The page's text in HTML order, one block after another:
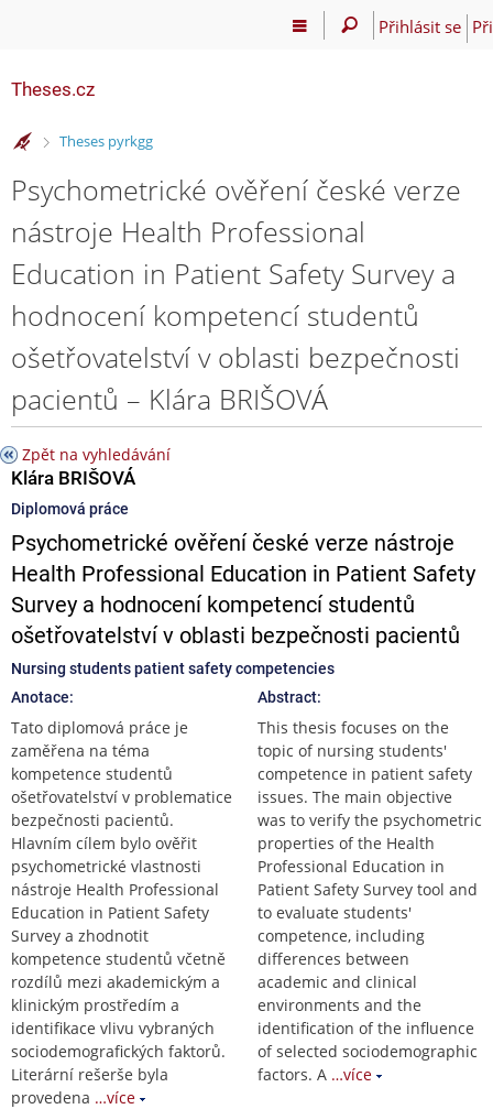
Přihlásit se
Theses.cz
>
Theses pyrkgg
Psychometrické ověření české verze
nástroje Health Professional
Education in Patient Safety Survey a
hodnocení kompetencí studentů
ošetřovatelství v oblasti bezpečnosti
pacientů – Klára BRIŠOVÁ
Zpět na vyhledávání
Klára BRIŠOVÁ
Diplomová práce
Psychometrické ověření české verze nástroje
Health Professional Education in Patient Safety
Survey a hodnocení kompetencí studentů
ošetřovatelství v oblasti bezpečnosti pacientů
Nursing students patient safety competencies
Anotace:
Tato diplomová práce je
zaměřena na téma
kompetence studentů
ošetřovatelství v problematice
bezpečnosti pacientů.
Hlavním cílem bylo ověřit
psychometrické vlastnosti
nástroje Health Professional
Education in Patient Safety
Survey a zhodnotit
kompetence studentů včetně
rozdílů mezi akademickým a
klinickým prostředím a
identifikace vlivu vybraných
sociodemografických faktorů.
Literární rešerše byla
provedena …více
Abstract:
This thesis focuses on the
topic of nursing students'
competence in patient safety
issues. The main objective
was to verify the psychometric
properties of the Health
Professional Education in
Patient Safety Survey tool and
to evaluate students'
competence, including
differences between
academic and clinical
environments and the
identification of the influence
of selected sociodemographic
factors. A …více